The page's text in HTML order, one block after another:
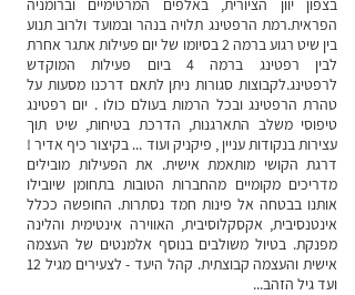
בצפון יוון הציורית, באלפים המרטימיים וברומניה
הפראית.רמת הרפטינג תלויה בנהר ובמועד ולרוב תנוע
בין שיט רגוע ברמה 2 בסיומו של יום פעילות אתגר אחרת
לבין רפטינג ברמה 4 ביום פעילות המוקדש
לרפטינג.לקבוצות סגורות ניתן לתאם דרכנו מסעות על
טהרת הרפטינג ובכל הרמות בעולם כולו . יום רפטינג
טיפוסי משלב התארגנות, הדרכת בטיחות, שיט תוך
עצירות בנקודות עניין , פיקניק ועוד ... בקיצור כיף אדיר !
דרגת הקושי מותאמת אישית. את הפעילות מובילים
מדריכים מקומיים מהחברות הטובות בתחומן שיובילו
אותנו בבטחה אל פינות חמד נסתרות. החופשה ככלל
אינטנסיבית, אקסקלוסיבית, האווירה אינטימית והלינה
מפנקת. בטיול משולבים בנוסף אלמנטים של העצמה
אישית והעצמה קבוצתית. קהל היעד - לצעירים מגיל 12
ועד גיל הזהב...